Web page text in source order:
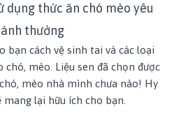
dụng thức ăn chó mèo yêu
thưởng
bạn cách vệ sinh tai và các loại
chó, mèo. Liệu sen đã chọn được
mèo nhà mình chưa nào! Hy
lại hữu ích cho bạn.